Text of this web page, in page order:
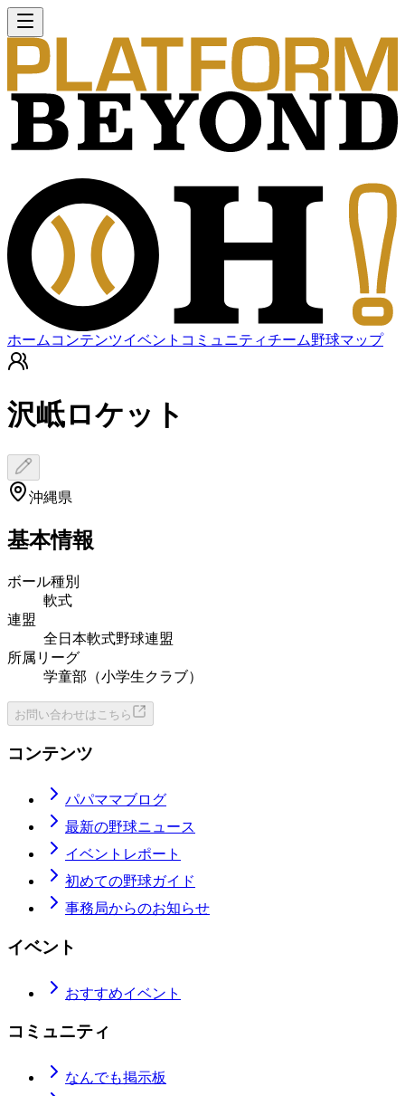
ホーム コンテンツイベント コミュニティチーム野球マップ
沢岻ロケット
沖縄県
基本情報
ボール種別
軟式
連盟
全日本軟式野球連盟
所属リーグ
学童部（小学生クラブ）
お問い合わせはこちら
コンテンツ
パパママブログ
最新の野球ニュース
イベントレポート
初めての野球ガイド
事務局からのお知らせ
イベント
おすすめイベント
コミュニティ
なんでも掲示板